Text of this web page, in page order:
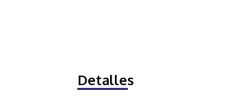
Detalles